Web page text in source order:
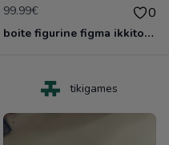
99.99€ 0
boite figurine figma ikkitousen neuve scelle
tikigames